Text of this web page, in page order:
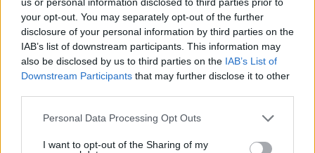
your opt-out. You may separately opt-out of the further
disclosure of your personal information by third parties on the
IAB’s list of downstream participants. This information may
also be disclosed by us to third parties on the IAB’s List of
Downstream Participants that may further disclose it to other
Please note that this website/app uses one or more Google
not limited to your visit or usage behaviour. You may click to
Personal Data Processing Opt Outs
I want to opt-out of the Sharing of my
ΡΟΗ ΕΙΔΗΣΕΩΝ
Ειδήσεις Δημοφιλή Σχολιασμένα
Τρόμος για τουρίστες στη Μποτσουάνα: Ιπποπόταμος
καταδιώκει το σκάφος τους, δείτε βίντεο
πριν 33 λεπτά